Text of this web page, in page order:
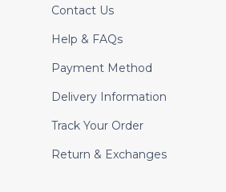
Contact Us
Help & FAQs
Payment Method
Delivery Information
Track Your Order
Return & Exchanges